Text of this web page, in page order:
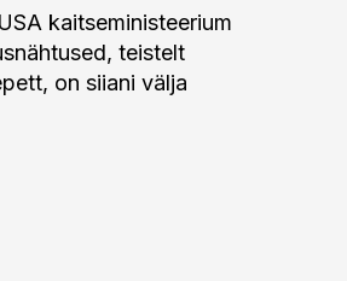
kaitseministeerium
teistelt
on siiani välja